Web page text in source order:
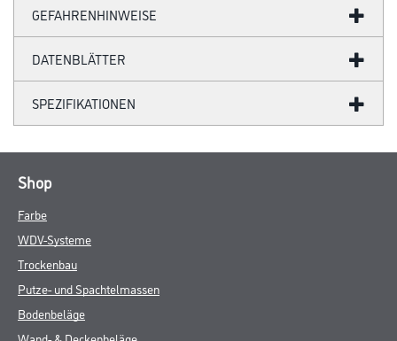
GEFAHRENHINWEISE
DATENBLÄTTER
SPEZIFIKATIONEN
Shop
Farbe
WDV-Systeme
Trockenbau
Putze- und Spachtelmassen
Bodenbeläge